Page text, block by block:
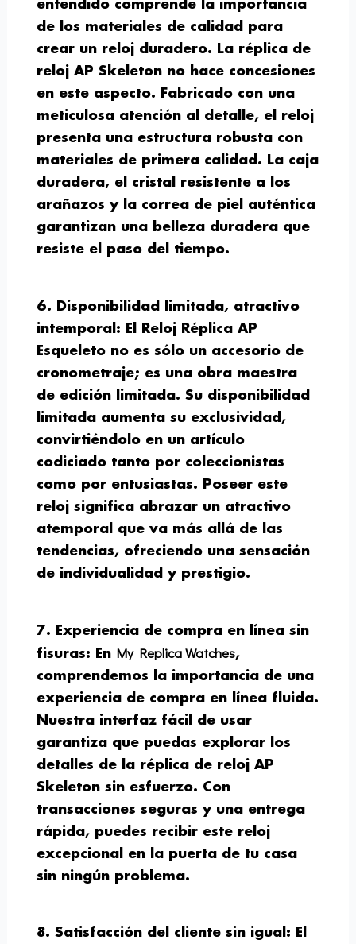
entendido comprende la importancia
de los materiales de calidad para
crear un reloj duradero. La réplica de
reloj AP Skeleton no hace concesiones
en este aspecto. Fabricado con una
meticulosa atención al detalle, el reloj
presenta una estructura robusta con
materiales de primera calidad. La caja
duradera, el cristal resistente a los
arañazos y la correa de piel auténtica
garantizan una belleza duradera que
resiste el paso del tiempo.
6. Disponibilidad limitada, atractivo
intemporal: El Reloj Réplica AP
Esqueleto no es sólo un accesorio de
cronometraje; es una obra maestra
de edición limitada. Su disponibilidad
limitada aumenta su exclusividad,
convirtiéndolo en un artículo
codiciado tanto por coleccionistas
como por entusiastas. Poseer este
reloj significa abrazar un atractivo
atemporal que va más allá de las
tendencias, ofreciendo una sensación
de individualidad y prestigio.
7. Experiencia de compra en línea sin
fisuras: En My Replica Watches,
comprendemos la importancia de una
experiencia de compra en línea fluida.
Nuestra interfaz fácil de usar
garantiza que puedas explorar los
detalles de la réplica de reloj AP
Skeleton sin esfuerzo. Con
transacciones seguras y una entrega
rápida, puedes recibir este reloj
excepcional en la puerta de tu casa
sin ningún problema.
8. Satisfacción del cliente sin igual: El